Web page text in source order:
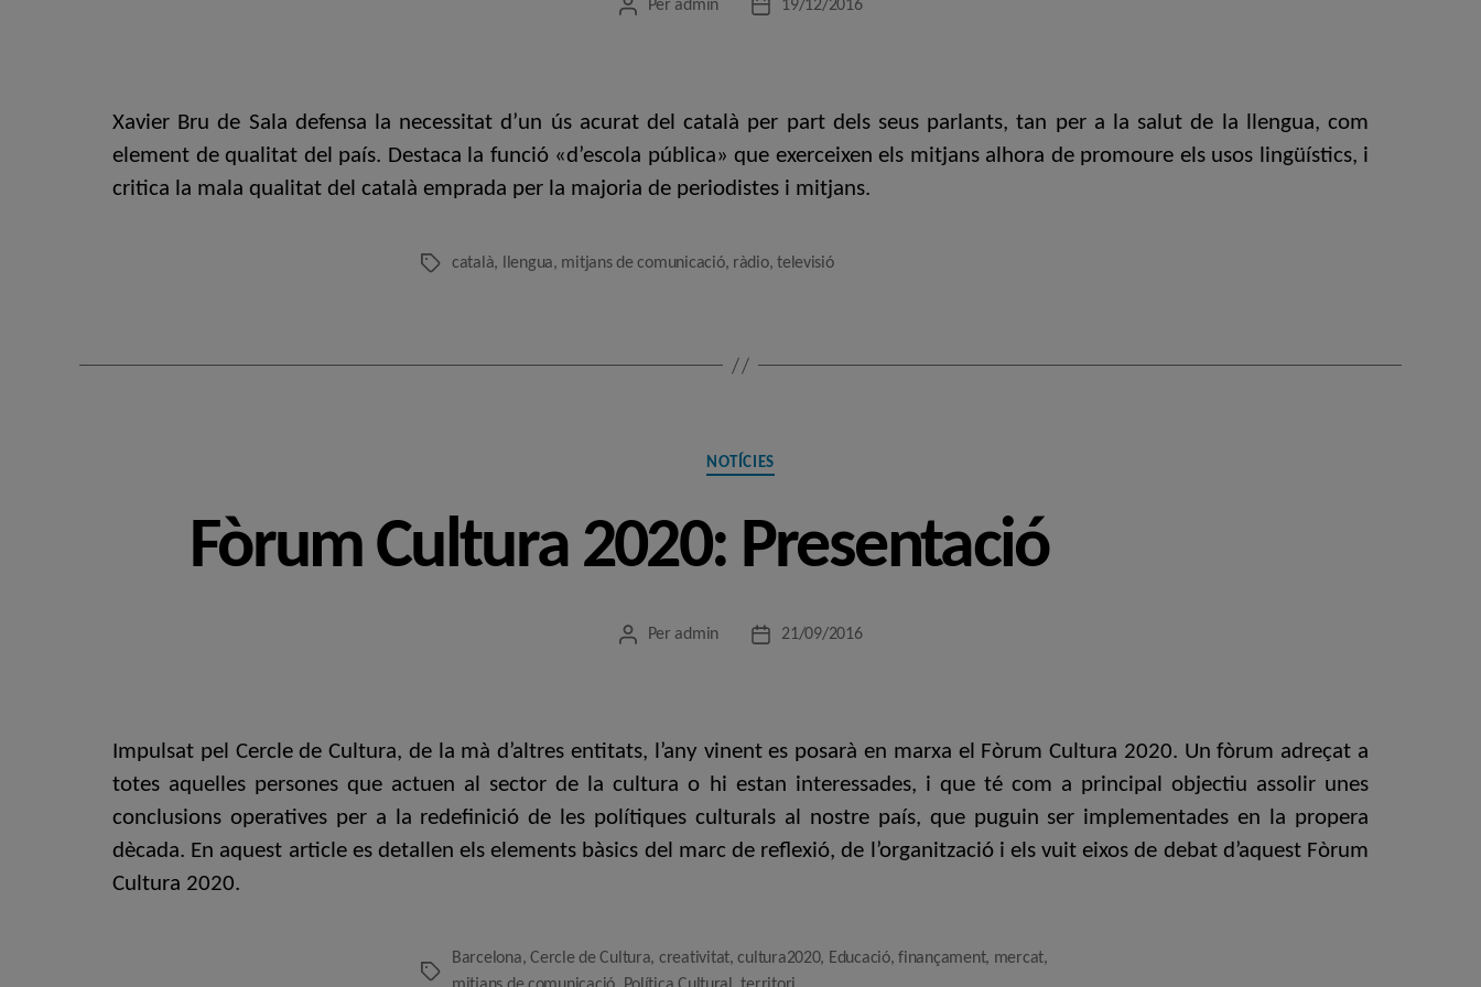
Autor
Per admin
Data19/12/2016
Xavier Bru de Sala defensa la necessitat d’un ús acurat del català per part dels seus parlants, tan per a la salut de la llengua, com
element de qualitat del país. Destaca la funció «d’escola pública» que exerceixen els mitjans alhora de promoure els usos lingüístics, i
critica la mala qualitat del català emprada per la majoria de periodistes i mitjans.
Etiquetes
català, llengua, mitjans de comunicació, ràdio,televisió
Categories
NOTÍCIES
Fòrum Cultura 2020: Presentació
Autor
Per admin
Data21/09/2016
Impulsat pel Cercle de Cultura, de la mà d’altres entitats, l’any vinent es posarà en marxa el Fòrum Cultura 2020. Un fòrum adreçat a
totes aquelles persones que actuen al sector de la cultura o hi estan interessades, i que té com a principal objectiu assolir unes
conclusions operatives per a la redefinició de les polítiques culturals al nostre país, que puguin ser implementades en la propera
dècada. En aquest article es detallen els elements bàsics del marc de reflexió, de l’organització i els vuit eixos de debat d’aquest Fòrum
Cultura 2020.
Etiquetes
Barcelona,Cercle de Cultura, creativitat,cultura2020, Educació,finançament, mercat,